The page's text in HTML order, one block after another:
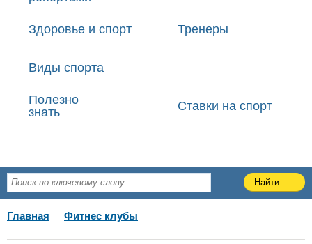
Здоровье и спорт Тренеры
Виды спорта
Полезно
знать
Ставки на спорт
Главная Фитнес клубы